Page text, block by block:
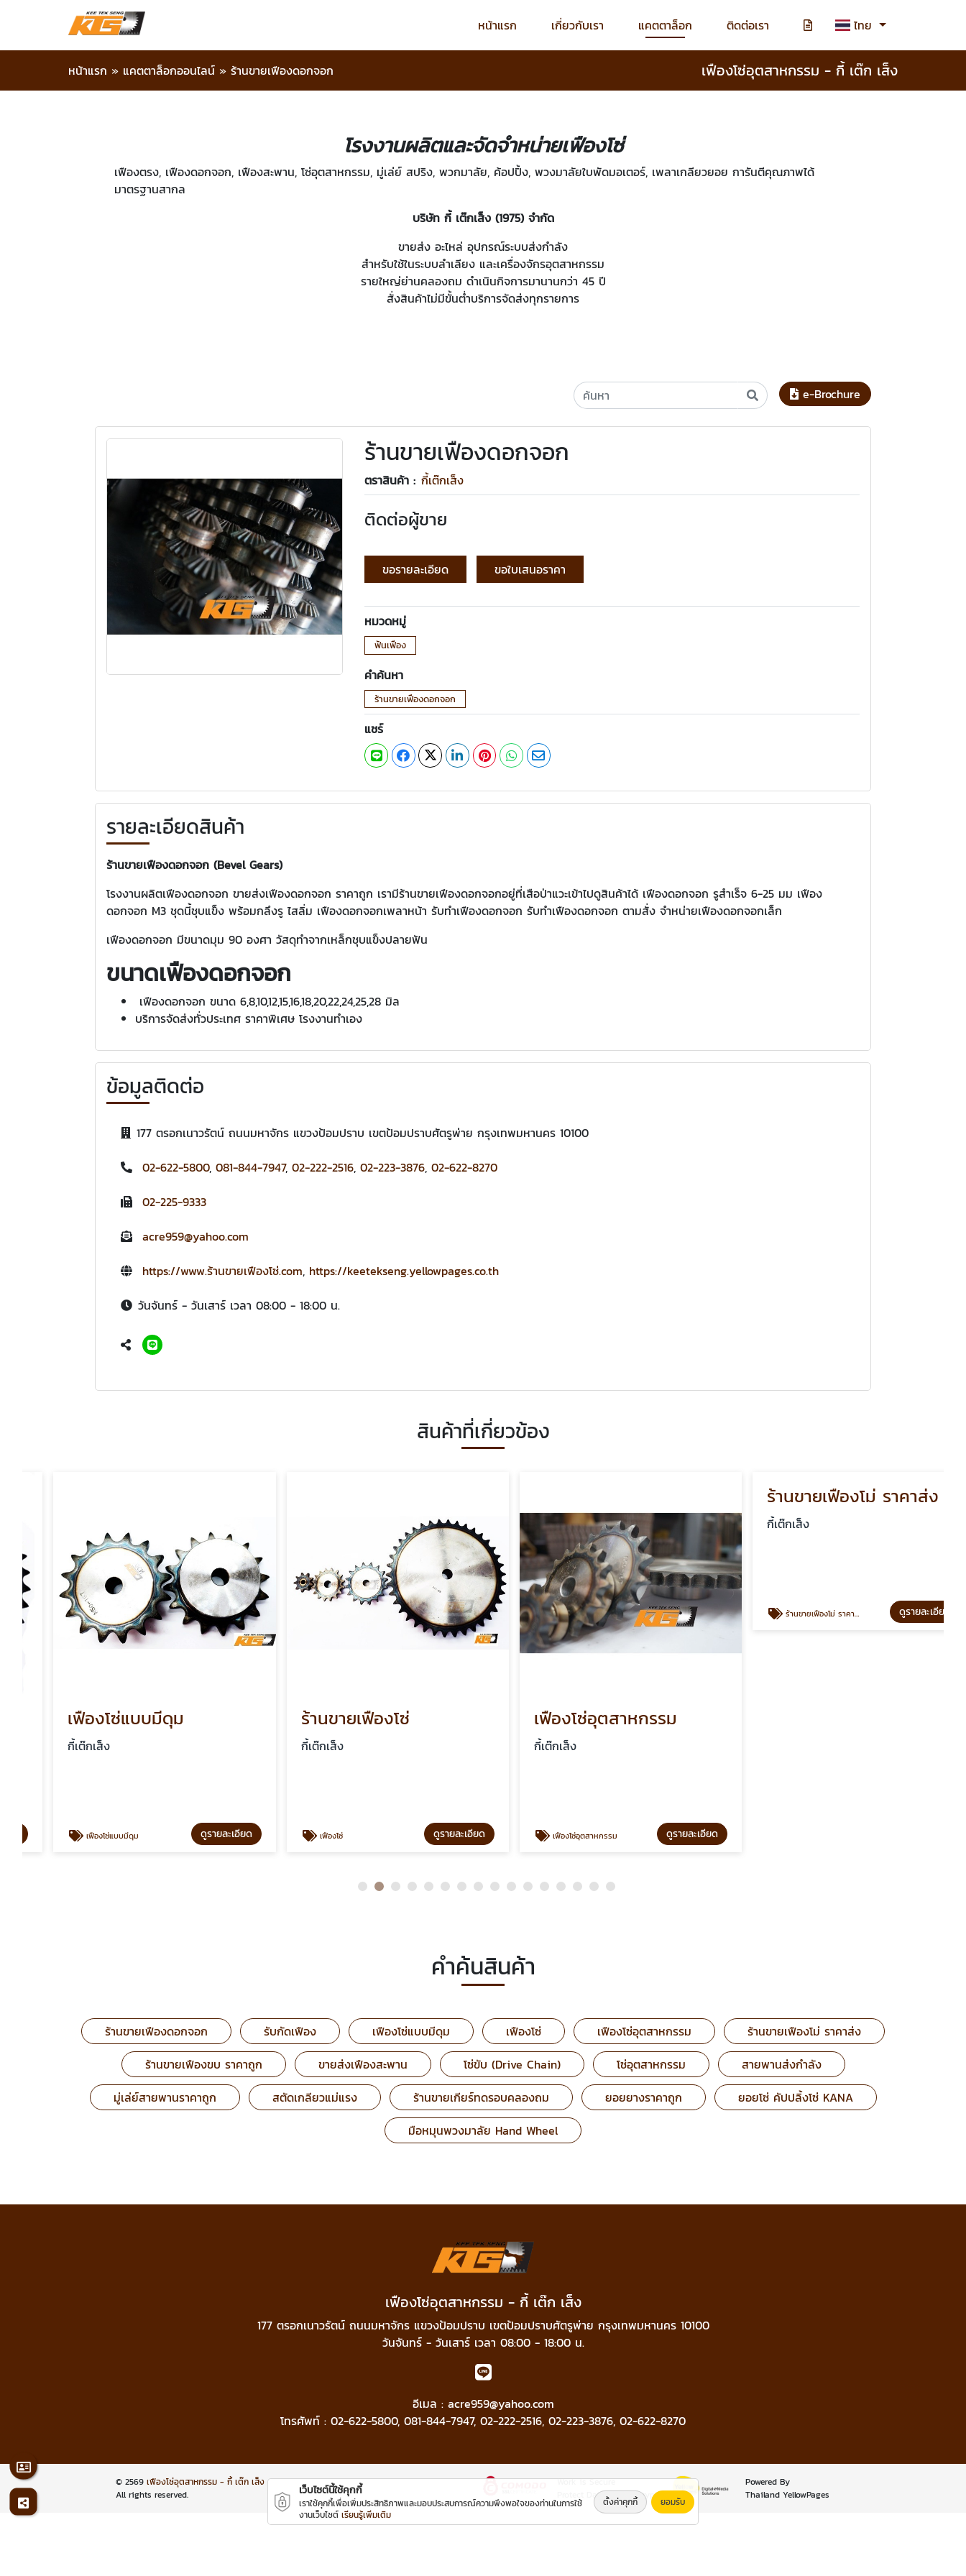
หน้าแรก เกี่ยวกับเรา แคตตาล็อก ติดต่อเรา ไทย
หน้าแรก » แคตตาล็อกออนไลน์ » ร้านขายเฟืองดอกจอก เฟืองโซ่อุตสาหกรรม - กี้ เต๊ก เส็ง
โรงงานผลิตและจัดจำหน่ายเฟืองโซ่
เฟืองตรง, เฟืองดอกจอก, เฟืองสะพาน, โซ่อุตสาหกรรม, มู่เล่ย์ สปริง, พวกมาลัย, ค้อปปิ้ง, พวงมาลัยใบพัดมอเตอร์, เพลาเกลียวยอย การันตีคุณภาพได้
มาตรฐานสากล
บริษัท กี้ เต๊กเส็ง (1975) จำกัด
ขายส่ง อะไหล่ อุปกรณ์ระบบส่งกำลัง
สำหรับใช้ในระบบลำเลียง และเครื่องจักรอุตสาหกรรม
รายใหญ่ย่านคลองถม ดำเนินกิจการมานานกว่า 45 ปี
สั่งสินค้าไม่มีขั้นต่ำบริการจัดส่งทุกรายการ
e-Brochure
ร้านขายเฟืองดอกจอก
ตราสินค้า : กี้เต๊กเส็ง
ติดต่อผู้ขาย
ขอรายละเอียด ขอใบเสนอราคา
หมวดหมู่
ฟันเฟือง
คำค้นหา
ร้านขายเฟืองดอกจอก
แชร์
รายละเอียดสินค้า
ร้านขายเฟืองดอกจอก (Bevel Gears)
โรงงานผลิตเฟืองดอกจอก ขายส่งเฟืองดอกจอก ราคาถูก เรามีร้านขายเฟืองดอกจอกอยู่ที่เสือป่าแวะเข้าไปดูสินค้าได้ เฟืองดอกจอก รูสำเร็จ 6-25 มม เฟือง
ดอกจอก M3 ชุดนี้ชุบแข็ง พร้อมกลึงรู ไสลิ่ม เฟืองดอกจอกเพลาหน้า รับทำเฟืองดอกจอก รับทำเฟืองดอกจอก ตามสั่ง จำหน่ายเฟืองดอกจอกเล็ก
เฟืองดอกจอก มีขนาดมุม 90 องศา วัสดุทำจากเหล็กชุบแข็งปลายฟัน
ขนาดเฟืองดอกจอก
เฟืองดอกจอก ขนาด 6,8,10,12,15,16,18,20,22,24,25,28 มิล
บริการจัดส่งทั่วประเทศ ราคาพิเศษ โรงงานทำเอง
ข้อมูลติดต่อ
177 ตรอกเนาวรัตน์ ถนนมหาจักร แขวงป้อมปราบ เขตป้อมปราบศัตรูพ่าย กรุงเทพมหานคร 10100
02-622-5800, 081-844-7947, 02-222-2516, 02-223-3876, 02-622-8270
02-225-9333
acre959@yahoo.com
https://www.ร้านขายเฟืองโซ่.com, https://keetekseng.yellowpages.co.th
วันจันทร์ - วันเสาร์ เวลา 08:00 - 18:00 น.
สินค้าที่เกี่ยวข้อง
เฟืองโซ่แบบมีดุม
กี้เต๊กเส็ง
เฟืองโซ่แบบมีดุม ดูรายละเอียด
ร้านขายเฟืองโซ่
กี้เต๊กเส็ง
เฟืองโซ่ ดูรายละเอียด
เฟืองโซ่อุตสาหกรรม
กี้เต๊กเส็ง
เฟืองโซ่อุตสาหกรรม ดูรายละเอียด
คำค้นสินค้า
ร้านขายเฟืองดอกจอก รับกัดเฟือง เฟืองโซ่แบบมีดุม เฟืองโซ่ เฟืองโซ่อุตสาหกรรม
ร้านขายเฟืองโม่ ราคาส่ง
ร้านขายเฟืองขบ ราคาถูก
ขายส่งเฟืองสะพาน โซ่ขับ (Drive Chain) โซ่อุตสาหกรรม
สายพานส่งกำลัง
มู่เล่ย์สายพานราคาถูก
สตัดเกลียวแม่แรง ร้านขายเกียร์ทดรอบคลองถม ยอยยางราคาถูก
ยอยโซ่ คัปปลิ้งโซ่ KANA
มือหมุนพวงมาลัย Hand Wheel
เฟืองโซ่อุตสาหกรรม - กี้ เต๊ก เส็ง
177 ตรอกเนาวรัตน์ ถนนมหาจักร แขวงป้อมปราบ เขตป้อมปราบศัตรูพ่าย กรุงเทพมหานคร 10100
วันจันทร์ - วันเสาร์ เวลา 08:00 - 18:00 น.
อีเมล : acre959@yahoo.com
โทรศัพท์ : 02-622-5800, 081-844-7947, 02-222-2516, 02-223-3876, 02-622-8270
© 2569เฟืองโซ่อุตสาหกรรม - กี้ เต๊ก เส็ง
All rights reserved.
Work is Secure
Protect Data With Encrypt
Powered By
Thailand YellowPages
เว็บไซต์นี้ใช้คุกกี้
เราใช้คุกกี้เพื่อเพิ่มประสิทธิภาพและมอบประสบการณ์ความพึงพอใจของท่านในการใช้
งานเว็บไซต์ เรียนรู้เพิ่มเติม
ตั้งค่าคุกกี้ ยอมรับ